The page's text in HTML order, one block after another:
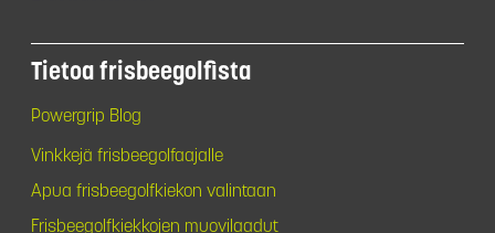
Tietoa frisbeegolfista
Powergrip Blog
Vinkkejä frisbeegolfaajalle
Apua frisbeegolfkiekon valintaan
Frisbeegolfkiekkojen muovilaadut